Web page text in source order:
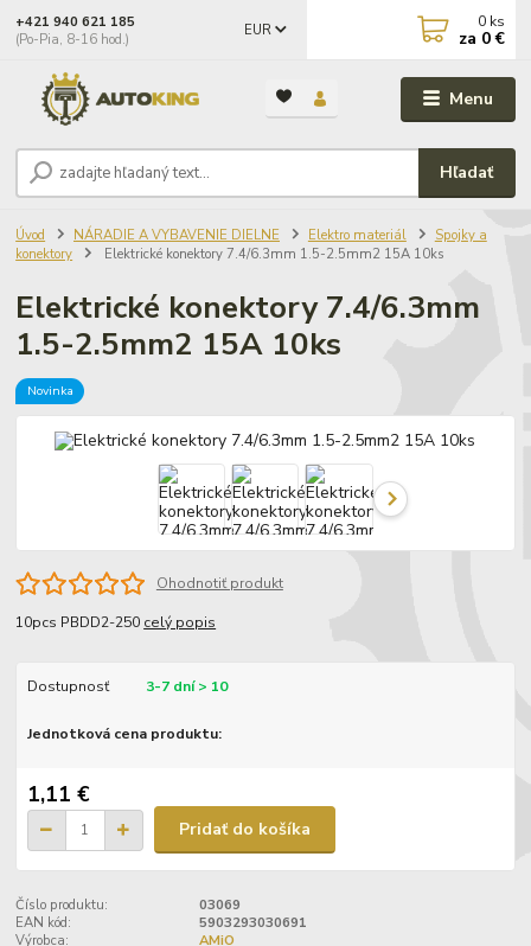
Menu
EUR
Hľadať
+421 940 621 185
(Po-Pia, 8-16 hod.)
0 ks
za 0 €
Úvod NÁRADIE A VYBAVENIE DIELNE Elektro materiál
Spojky a
konektory
Elektrické konektory 7.4/6.3mm 1.5-2.5mm2 15A 10ks
Elektrické konektory 7.4/6.3mm
1.5-2.5mm2 15A 10ks
Novinka
Ohodnotiť produkt
10pcs PBDD2-250 celý popis
Dostupnosť 3-7 dní > 10
Jednotková cena produktu:
1,11 €
Pridať do košíka
Číslo produktu:
03069
EAN kód:
5903293030691
Výrobca:
AMiO